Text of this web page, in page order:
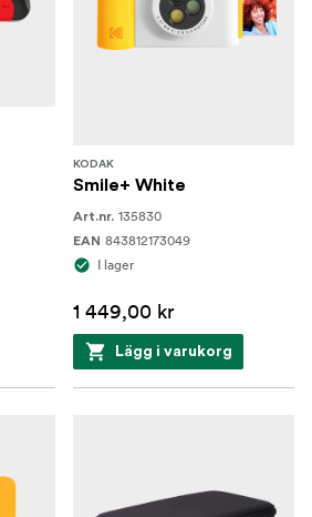
KODAK
Smile+ White
Art.nr. 135830
EAN 843812173049
I lager
1 449,00 kr
Lägg i varukorg